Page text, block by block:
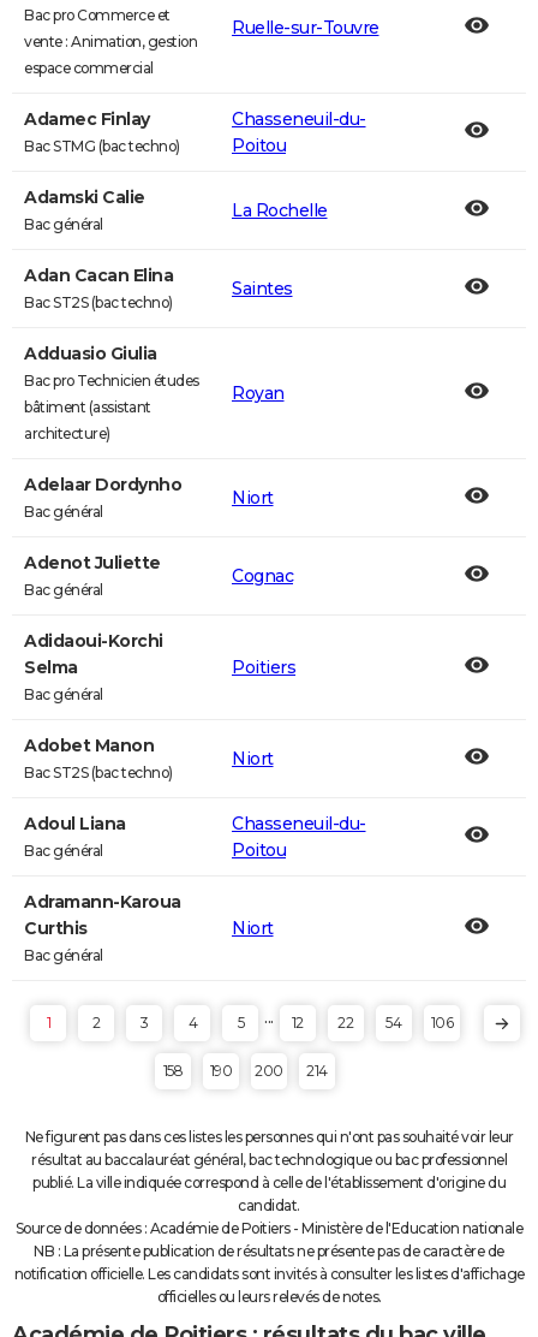
Bac pro Commerce et
vente : Animation, gestion
espace commercial
Ruelle-sur-Touvre
Adamec Finlay
Bac STMG (bac techno)
Chasseneuil-du-
Poitou
Adamski Calie
Bac général
La Rochelle
Adan Cacan Elina
Bac ST2S (bac techno)
Saintes
Adduasio Giulia
Bac pro Technicien études
bâtiment (assistant
architecture)
Royan
Adelaar Dordynho
Bac général
Niort
Adenot Juliette
Bac général
Cognac
Adidaoui-Korchi
Selma
Bac général
Poitiers
Adobet Manon
Bac ST2S (bac techno)
Niort
Adoul Liana
Bac général
Chasseneuil-du-
Poitou
Adramann-Karoua
Curthis
Bac général
Niort
1 2 3 4 5 ... 12 22 54 106
158 190 200 214
Ne figurent pas dans ces listes les personnes qui n'ont pas souhaité voir leur
résultat au baccalauréat général, bac technologique ou bac professionnel
publié. La ville indiquée correspond à celle de l'établissement d'origine du
candidat.
Source de données : Académie de Poitiers - Ministère de l'Education nationale
NB : La présente publication de résultats ne présente pas de caractère de
notification officielle. Les candidats sont invités à consulter les listes d'affichage
officielles ou leurs relevés de notes.